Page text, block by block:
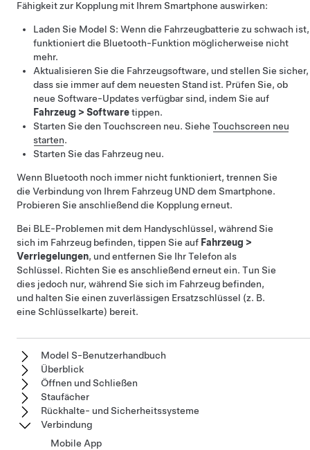
Fähigkeit zur Kopplung mit Ihrem Smartphone auswirken:
Laden Sie Model S: Wenn die Fahrzeugbatterie zu schwach ist,
funktioniert die Bluetooth-Funktion möglicherweise nicht
mehr.
Aktualisieren Sie die Fahrzeugsoftware, und stellen Sie sicher,
dass sie immer auf dem neuesten Stand ist. Prüfen Sie, ob
neue Software-Updates verfügbar sind, indem Sie auf
Fahrzeug > Softwaretippen.
Starten Sie den Touchscreen neu. Siehe Touchscreen neu
starten.
Starten Sie das Fahrzeug neu.
Wenn Bluetooth noch immer nicht funktioniert, trennen Sie
die Verbindung von Ihrem Fahrzeug UND dem Smartphone.
Probieren Sie anschließend die Kopplung erneut.
Bei BLE-Problemen mit dem Handyschlüssel, während Sie
sich im Fahrzeug befinden, tippen Sie auf Fahrzeug >
Verriegelungen, und entfernen Sie Ihr Telefon als
Schlüssel. Richten Sie es anschließend erneut ein. Tun Sie
dies jedoch nur, während Sie sich im Fahrzeug befinden,
und halten Sie einen zuverlässigen Ersatzschlüssel (z. B.
eine Schlüsselkarte) bereit.
Model S-Benutzerhandbuch
Überblick
Öffnen und Schließen
Staufächer
Rückhalte- und Sicherheitssysteme
Verbindung
Mobile App